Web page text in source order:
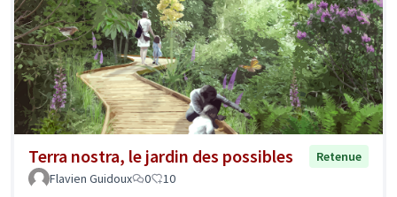
Terra nostra, le jardin des possibles
Retenue
Flavien Guidoux
0 10